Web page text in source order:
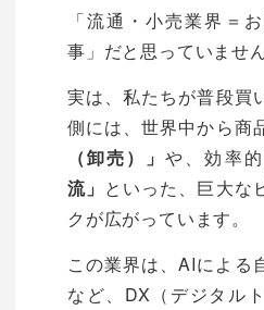
「流通・小売業界＝
事」だと思っていませ
実は、私たちが普段買
側には、世界中から商
（卸売）」や、効率
流」 といった、巨大な
クが広がっています。
この業界は、AIによる
など、DX（デジタル